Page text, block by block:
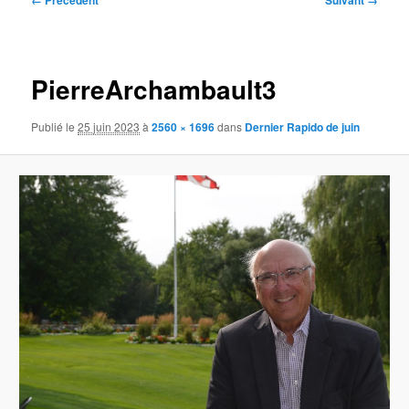
PierreArchambault3
Publié le25 juin 2023 à2560 × 1696dans Dernier Rapido de juin